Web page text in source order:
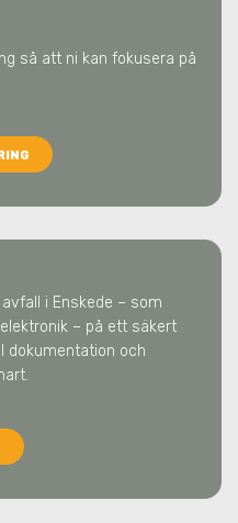
så att ni kan fokusera på
i Enskede – som
– på ett säkert
dokumentation och